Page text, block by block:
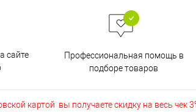
сайте
Профессиональная помощь в
подборе товаров
картой вы получаете скидку на весь чек